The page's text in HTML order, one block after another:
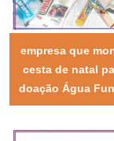
empresa que
cesta de natal
doação Água